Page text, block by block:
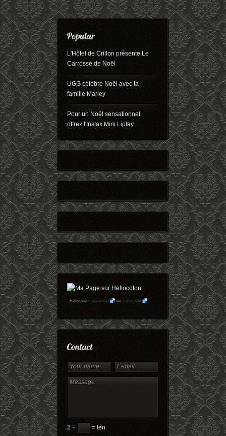
L'Hôtel de Crillon présente Le
Carrosse de Noël
UGG célèbre Noël avec la
famille Marley
Pour un Noël sensationnel,
offrez l'Instax Mini Liplay
Retrouvezmaryophoto surHellocoton
2 + = ten